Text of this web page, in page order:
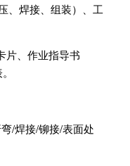
、焊接、组装）、工
片、作业指导书
/焊接/铆接/表面处